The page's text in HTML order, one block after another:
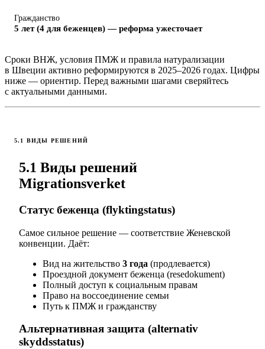
Гражданство
5 лет (4 для беженцев) — реформа ужесточает
Сроки ВНЖ, условия ПМЖ и правила натурализации
в Швеции активно реформируются в 2025–2026 годах. Цифры
ниже — ориентир. Перед важными шагами сверяйтесь
с актуальными данными.
5.1 ВИДЫ РЕШЕНИЙ
5.1 Виды решений
Migrationsverket
Статус беженца (flyktingstatus)
Самое сильное решение — соответствие Женевской
конвенции. Даёт:
Вид на жительство 3 года (продлевается)
Проездной документ беженца (resedokument)
Полный доступ к социальным правам
Право на воссоединение семьи
Путь к ПМЖ и гражданству
Альтернативная защита (alternativ
skyddsstatus)